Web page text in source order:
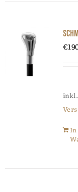
€
inkl.
In